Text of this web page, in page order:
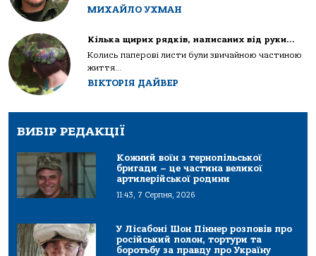
МИХАЙЛО УХМАН
Кілька щирих рядків, написаних від руки…
Колись паперові листи були звичайною частиною
життя...
ВІКТОРІЯ ДАЙВЕР
ВИБІР РЕДАКЦІЇ
Кожний воїн з тернопільської
бригади – це частина великої
артилерійської родини
11:43, 7 Серпня, 2026
У Лісабоні Шон Піннер розповів про
російський полон, тортури та
боротьбу за правду про Україну